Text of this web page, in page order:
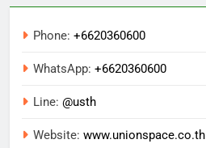
Phone: +6620360600
WhatsApp: +6620360600
Line: @usth
Website: www.unionspace.co.th